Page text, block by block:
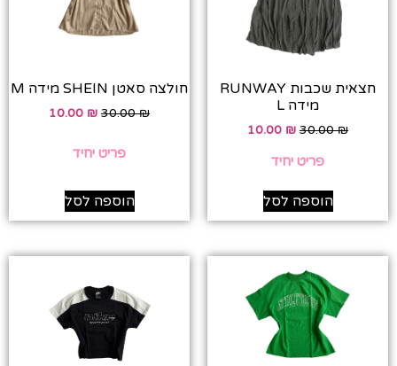
חצאית שכבות RUNWAY
מידה L
30.00₪
10.00 ₪
פריט יחיד
הוספה לסל
חולצה סאטן SHEIN מידה M
30.00₪
10.00 ₪
פריט יחיד
הוספה לסל